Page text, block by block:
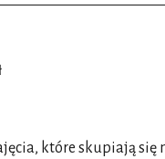
które skupiają się